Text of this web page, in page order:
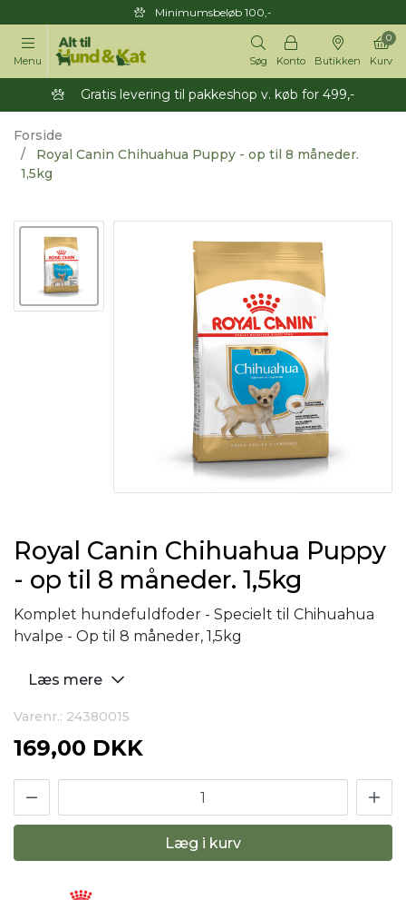
Minimumsbeløb 100,-
Menu Søg Konto Butikken Kurv
0
Gratis levering til pakkeshop v. køb for 499,-
Forside
Royal Canin Chihuahua Puppy - op til 8 måneder.
1,5kg
Royal Canin Chihuahua Puppy
- op til 8 måneder. 1,5kg
Komplet hundefuldfoder - Specielt til Chihuahua
hvalpe - Op til 8 måneder, 1,5kg
Læs mere
Varenr.: 24380015
169,00 DKK
Læg i kurv